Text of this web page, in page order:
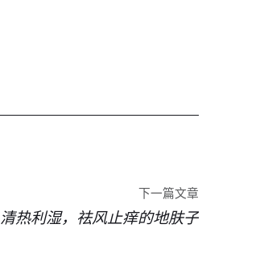
下一篇文章
清热利湿，祛风止痒的地肤子